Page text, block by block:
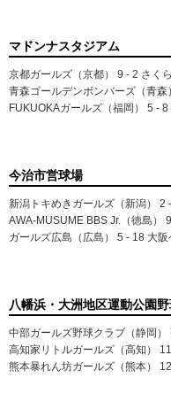
マドンナスタジアム
京都ガールズ（京都） 9 - 2 さく
青森ゴールデンボンバーズ（青森
FUKUOKAガールズ（福岡） 5 -
今治市営球場
新潟トキめきガールズ（新潟） 2
AWA-MUSUME BBS Jr.（徳島）
ガールズ広島（広島） 5 - 18 大阪
八幡浜・大洲地区運動公園
中部ガールズ野球クラブ（静岡）
高知家リトルガールズ（高知）
熊本暴れん坊ガールズ（熊本）